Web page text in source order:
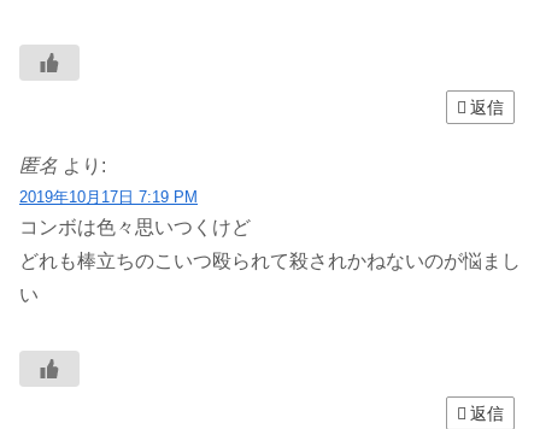
返信
匿名 より:
2019年10月17日 7:19 PM
コンボは色々思いつくけど
どれも棒立ちのこいつ殴られて殺されかねないのが悩まし
い
返信